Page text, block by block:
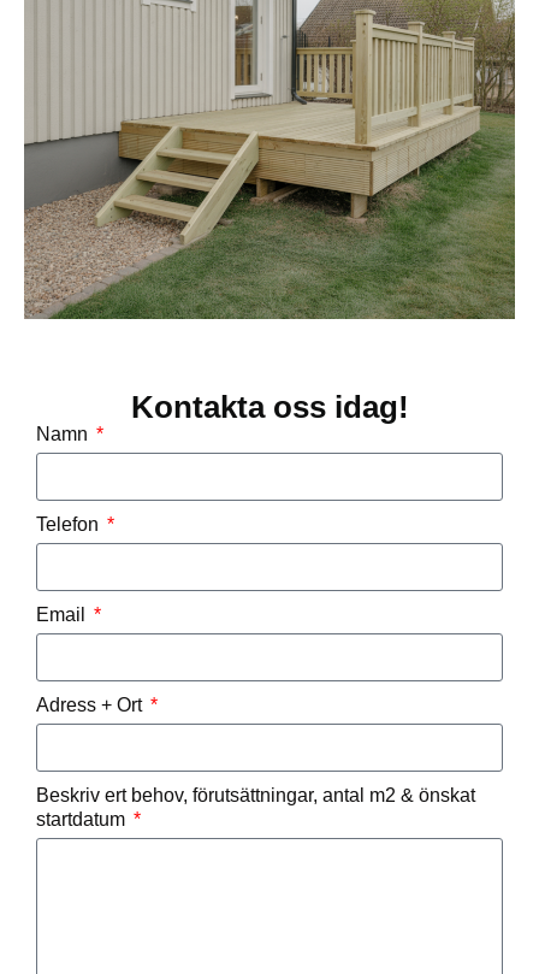
Kontakta oss idag!
Namn
Telefon
Email
Adress + Ort
Beskriv ert behov, förutsättningar, antal m2 & önskat
startdatum